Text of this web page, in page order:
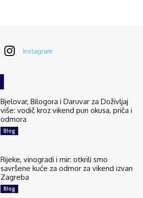
Instagram
Bjelovar, Bilogora i Daruvar za Doživljaj
više: vodič kroz vikend pun okusa, priča i
odmora
Blog
Rijeke, vinogradi i mir: otkrili smo
savršene kuće za odmor za vikend izvan
Zagreba
Blog